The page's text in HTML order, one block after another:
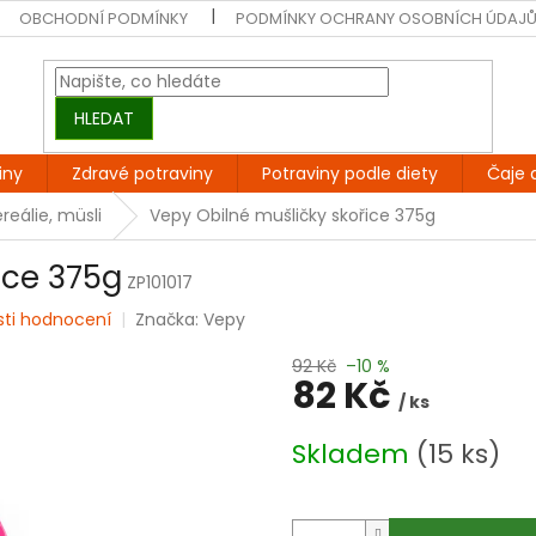
OBCHODNÍ PODMÍNKY PODMÍNKY OCHRANY OSOBNÍCH ÚDAJŮ
HLEDAT
Zdravé potraviny Potraviny podle diety Čaje
müsli Vepy Obilné mušličky skořice 375g
375g ZP101017
hodnocení Značka: Vepy
92 Kč –10 %
82 Kč / ks
cena:
Skladem (15 ks)